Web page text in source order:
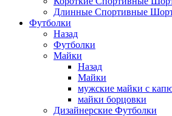
Длинные Спортивные
Футболки
Назад
Футболки
Майки
Назад
Майки
мужские майки с
майки борцовки
Дизайнерские Футболки